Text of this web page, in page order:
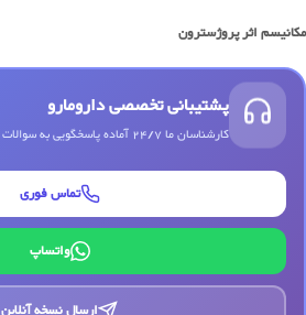
مکانیسم اثر پروژسترون
پشتیبانی تخصصی دارومارو
کارشناسان ما 24/7 آماده پاسخگویی به سوالات و دریافت نسخه‌های شما هستند
تماس فوری
واتساپ